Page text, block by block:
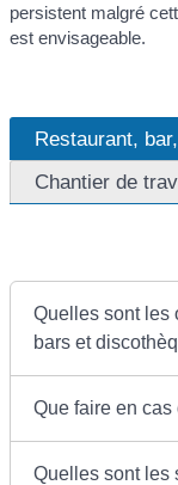
persistent malgré
est envisageable.
Restaurant,
Chantier de
Quelles sont les
bars et
Que faire en
Quelles sont les